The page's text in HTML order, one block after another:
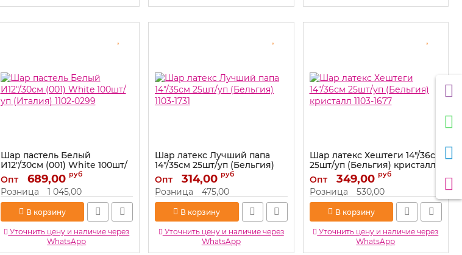
Шар пастель Белый
И12"/30см (001) White 100шт/
уп (Италия) 1102-0299
Артикул: 1102-0299
Опт 689,00 руб
Розница 1 045,00
В корзину
Уточнить цену и наличие через
WhatsApp
Шар латекс Лучший папа
14"/35см 25шт/уп (Бельгия)
1103-1731
Артикул: 1103-1731
Опт 314,00 руб
Розница 475,00
В корзину
Уточнить цену и наличие через
WhatsApp
Шар латекс Хештеги 14"/36см
25шт/уп (Бельгия) кристалл
1103-1677
Артикул: 1103-1677
Опт 349,00 руб
Розница 530,00
В корзину
Уточнить цену и наличие через
WhatsApp